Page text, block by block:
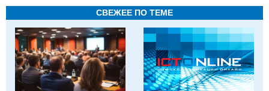
СВЕЖЕЕ ПО ТЕМЕ